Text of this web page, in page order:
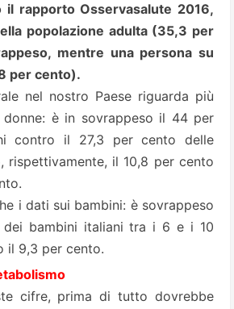
il rapporto Osservasalute 2016,
popolazione adulta (35,3 per
mentre una persona su
per cento).
nel nostro Paese riguarda più
è in sovrappeso il 44 per
contro il 27,3 per cento delle
rispettivamente, il 10,8 per cento
i dati sui bambini: è sovrappeso
dei bambini italiani tra i 6 e i 10
il 9,3 per cento.
cifre, prima di tutto dovrebbe